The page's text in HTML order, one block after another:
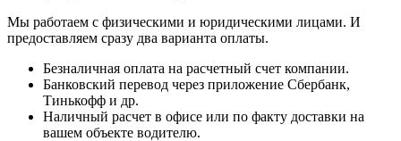
Мы работаем с физическими и юридическими лицами. И
предоставляем сразу два варианта оплаты.
Безналичная оплата на расчетный счет компании.
Банковский перевод через приложение Сбербанк,
Тинькофф и др.
Наличный расчет в офисе или по факту доставки на
вашем объекте водителю.